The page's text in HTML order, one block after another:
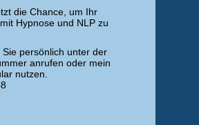
die Chance, um Ihr
Hypnose und NLP zu
Sie persönlich unter der
anrufen oder mein
nutzen.